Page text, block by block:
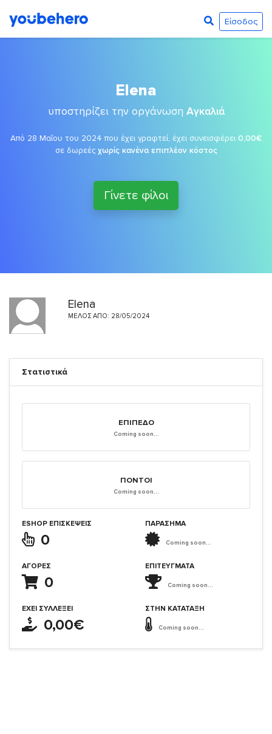
Είσοδος
Elena
υποστηρίζει την οργάνωση Αγκαλιά
Από 28 Μαΐου του 2024 που έχει γραφτεί, έχει συνεισφέρει 0,00€
σε δωρεές χωρίς κανένα επιπλέον κόστος
Γίνετε φίλοι
Elena
ΜΈΛΟΣ ΑΠΌ: 28/05/2024
Στατιστικά
ΕΠΊΠΕΔΟ
Coming soon...
ΠΌΝΤΟΙ
Coming soon...
ESHOP ΕΠΙΣΚΈΨΕΙΣ
0
ΑΓΟΡΈΣ
0
ΈΧΕΙ ΣΥΛΛΈΞΕΙ
0,00€
ΠΑΡΑΣΗΜΑ
Coming soon...
ΕΠΙΤΕΎΓΜΑΤΑ
Coming soon...
ΣΤΗΝ ΚΑΤΆΤΑΞΗ
Coming soon...